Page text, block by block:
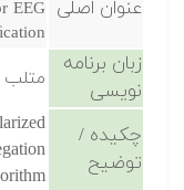
عنوان اصلی EEG
زبان برنامه
نویسی
متلب
چکیده /
توضیح